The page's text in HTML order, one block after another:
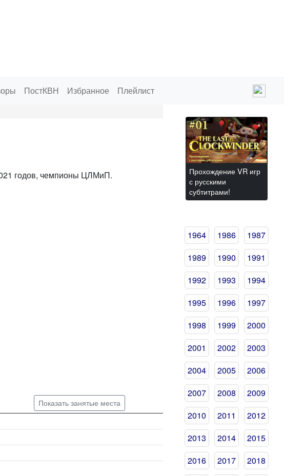
ПостКВН Избранное Плейлист
годов, чемпионы ЦЛМиП.
Показать занятые места
Прохождение VR игр
с русскими
субтитрами!
1964 1986
1987
1989
1990
1991
1992
1993
1994
1995
1996
1997
1998
1999
2000
2001
2002
2003
2004
2005
2006
2007
2008
2009
2010
2011
2012
2013
2014
2015
2016
2017
2018